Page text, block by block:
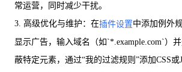
常运营，同时减少干扰。
3. 高级优化与维护：在插件设置中添加例外
显示广告，输入域名（如`*.example.com`）
蔽特定元素，通过“我的过滤规则”添加CSS或